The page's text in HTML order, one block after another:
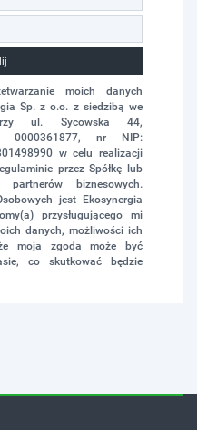
moich danych
Sp. z o.o. z siedzibą we
ul. Sycowska 44,
0000361877, nr NIP:
w celu realizacji
przez Spółkę lub
biznesowych.
jest Ekosynergia
przysługującego mi
danych, możliwości ich
moja zgoda może być
co skutkować będzie